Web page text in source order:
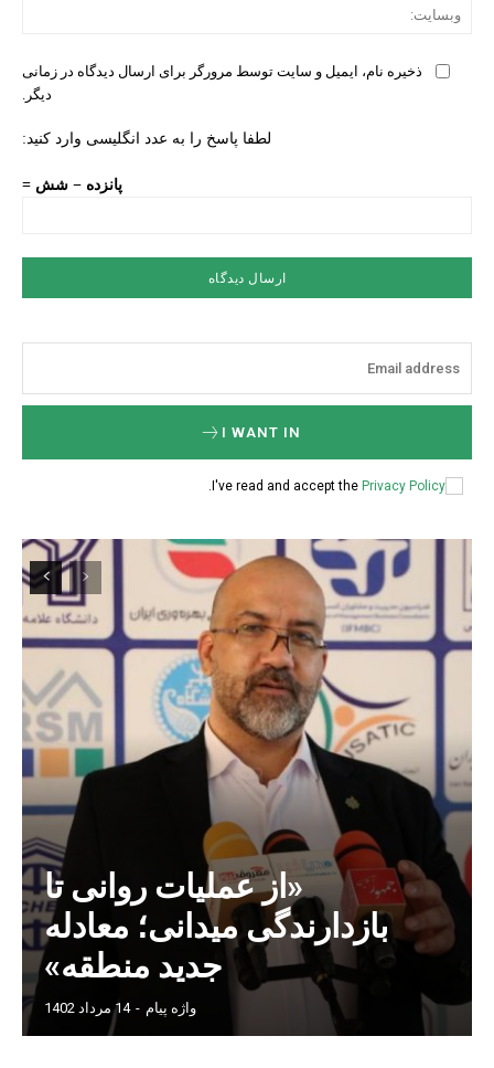
ذخیره نام، ایمیل و سایت توسط مرورگر برای ارسال دیدگاه در زمانی
دیگر.
لطفا پاسخ را به عدد انگلیسی وارد کنید:
پانزده − شش =
I WANT IN
I've read and accept the Privacy Policy
«از عملیات روانی تا
بازدارندگی میدانی؛ معادله
جدید منطقه»
واژه پیام - 14 مرداد 1402